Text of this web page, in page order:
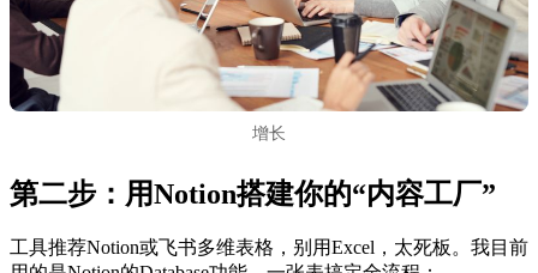
增长
第二步：用Notion搭建你的“内容工厂”
工具推荐Notion或飞书多维表格，别用Excel，太死板。我目前